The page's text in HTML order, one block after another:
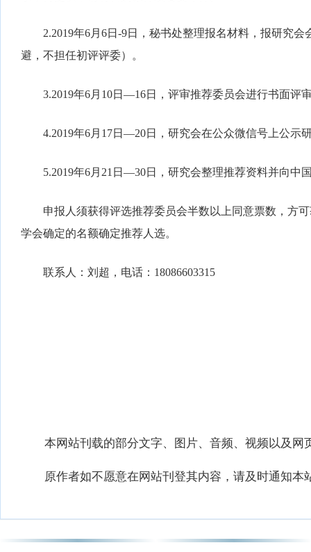
2.2019年6月6日-9日，秘书处整理报名材料，报研究会
避，不担任初评评委）。
3.2019年6月10日—16日，评审推荐委员会进行书面评
4.2019年6月17日—20日，研究会在公众微信号上公示
5.2019年6月21日—30日，研究会整理推荐资料并向中
申报人须获得评选推荐委员会半数以上同意票数，方可
学会确定的名额确定推荐人选。
联系人：刘超，电话：18086603315
本网站刊载的部分文字、图片、音频、视频以及网
原作者如不愿意在网站刊登其内容，请及时通知本